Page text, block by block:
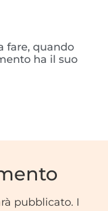
fare, quando
ha il suo
pubblicato. I